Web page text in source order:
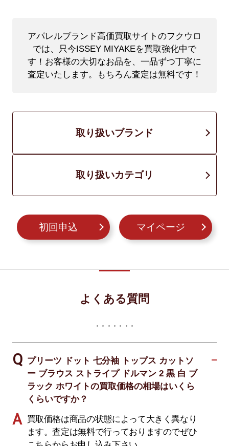
アパレルブランド高価買取サイトのフクウロ
では、只今ISSEY MIYAKEを買取強化中で
す！ お客様の大切なお品を、一品ずつ丁寧に
査定いたします。もちろん査定は無料です！
取り扱いブランド
取り扱いカテゴリ
初回申込 マイページ
よくある質問
プリーツ ドット 七分袖 トップス カットソ
ー ブラウス ストライプ ドルマン 2 黒 白 ブ
ラック ホワイトの買取価格の相場はいくら
くらいですか？
買取価格は商品の状態によって大きく異なり
ます。査定は無料で行っておりますのでぜひ